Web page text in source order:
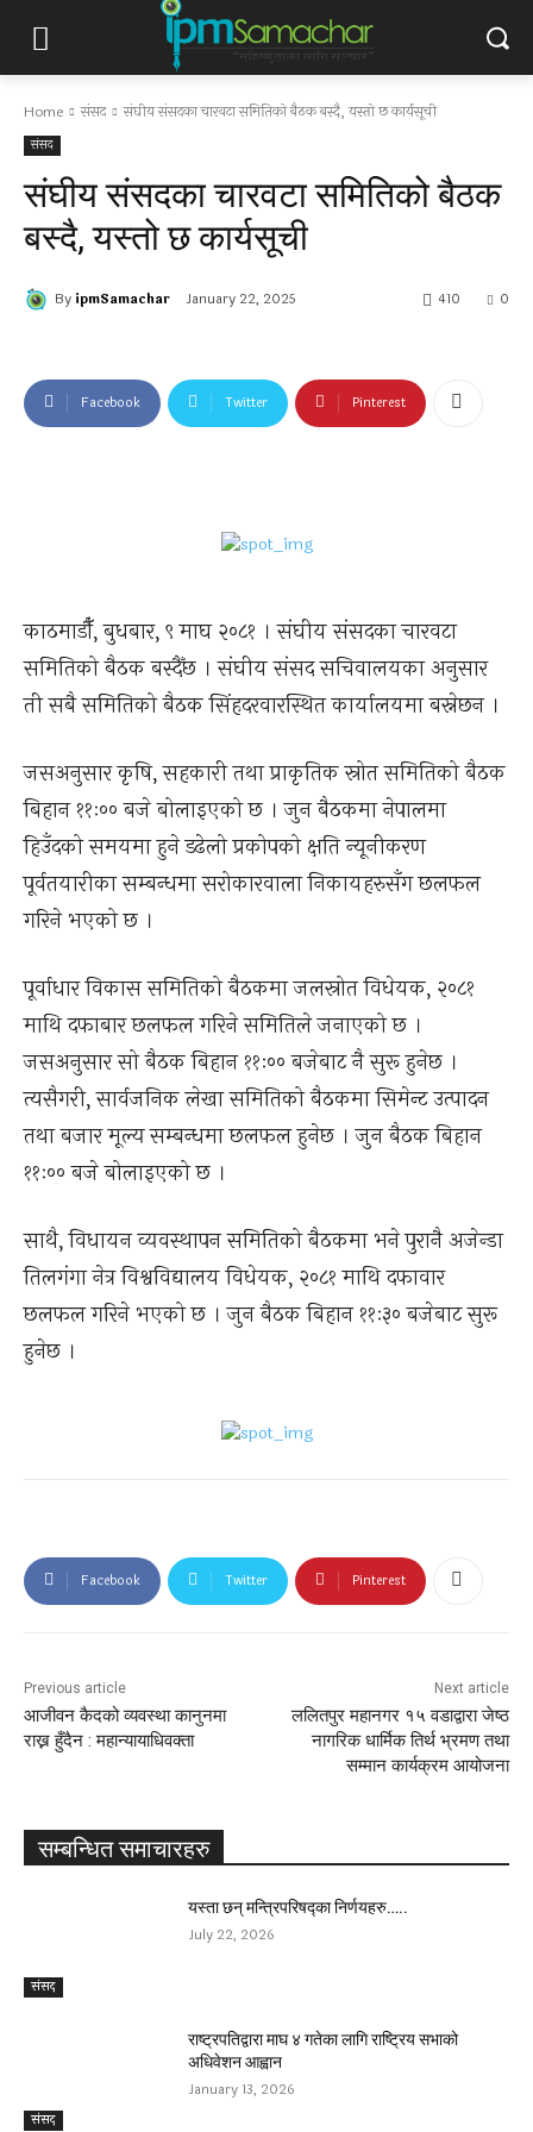
Home संसद संघीय संसदका चारवटा समितिको बैठक बस्दै, यस्तो छ कार्यसूची
संसद
संघीय संसदका चारवटा समितिको बैठक
बस्दै, यस्तो छ कार्यसूची
By ipmSamachar January 22, 2025 0
410
Facebook Twitter Pinterest
काठमाडौँ, बुधबार, ९ माघ २०८१ । संघीय संसदका चारवटा
समितिको बैठक बस्दैँछ । संघीय संसद सचिवालयका अनुसार
ती सबै समितिको बैठक सिंहदरवारस्थित कार्यालयमा बस्नेछन ।
जसअनुसार कृषि, सहकारी तथा प्राकृतिक स्रोत समितिको बैठक
बिहान ११ः०० बजे बोलाइएको छ । जुन बैठकमा नेपालमा
हिउँदको समयमा हुने डढेलो प्रकोपको क्षति न्यूनीकरण
पूर्वतयारीका सम्बन्धमा सरोकारवाला निकायहरुसँग छलफल
गरिने भएको छ ।
पूर्वाधार विकास समितिको बैठकमा जलस्रोत विधेयक, २०८१
माथि दफाबार छलफल गरिने समितिले जनाएको छ ।
जसअनुसार सो बैठक बिहान ११ः०० बजेबाट नै सुरू हुनेछ ।
त्यसैगरी, सार्वजनिक लेखा समितिको बैठकमा सिमेन्ट उत्पादन
तथा बजार मूल्य सम्बन्धमा छलफल हुनेछ । जुन बैठक बिहान
११ः०० बजे बोलाइएको छ ।
साथै, विधायन व्यवस्थापन समितिको बैठकमा भने पुरानै अजेन्डा
तिलगंगा नेत्र विश्वविद्यालय विधेयक, २०८१ माथि दफावार
छलफल गरिने भएको छ । जुन बैठक बिहान ११ः३० बजेबाट सुरू
हुनेछ ।
Facebook Twitter Pinterest
Previous article
आजीवन कैदको व्यवस्था कानुनमा
राख्न हुँदैन : महान्यायाधिवक्ता
Next article
ललितपुर महानगर १५ वडाद्वारा जेष्ठ
नागरिक धार्मिक तिर्थ भ्रमण तथा
सम्मान कार्यक्रम आयोजना
सम्बन्धित समाचारहरु
संसद
यस्ता छन् मन्त्रिपरिषद्का निर्णयहरु…..
July 22, 2026
संसद
राष्ट्रपतिद्वारा माघ ४ गतेका लागि राष्ट्रिय सभाको
अधिवेशन आह्वान
January 13, 2026